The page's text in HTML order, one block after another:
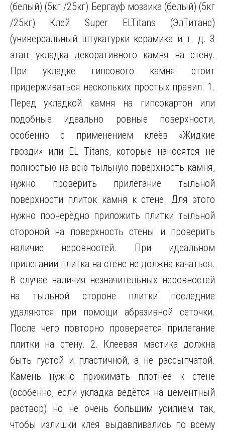
(белый) (5кг /25кг) Бергауф мозаика (белый) (5кг
/25кг) Клей Super ELTitans (ЭлТитанс)
(универсальный штукатурки керамика и т. д. 3
этап: укладка декоративного камня на стену.
При укладке гипсового камня стоит
придерживаться нескольких простых правил. 1.
Перед укладкой камня на гипсокартон или
подобные идеально ровные поверхности,
особенно с применением клеёв «Жидкие
гвозди» или EL Titans, которые наносятся не
полностью на всю тыльную поверхность камня,
нужно проверить прилегание тыльной
поверхности плиток камня к стене. Для этого
нужно поочерёдно приложить плитки тыльной
стороной на поверхность стены и проверить
наличие неровностей. При идеальном
прилегании плитка на стене не должна качаться.
В случае наличия незначительных неровностей
на тыльной стороне плитки последние
удаляются при помощи абразивной сеточки.
После чего повторно проверяется прилегание
плитки на стену. 2. Клеевая мастика должна
быть густой и пластичной, а не рассыпчатой.
Камень нужно прижимать плотнее к стене
(особенно, если укладка ведётся на цементный
раствор) но не очень большим усилием так,
чтобы излишки клея выдавливались по всему